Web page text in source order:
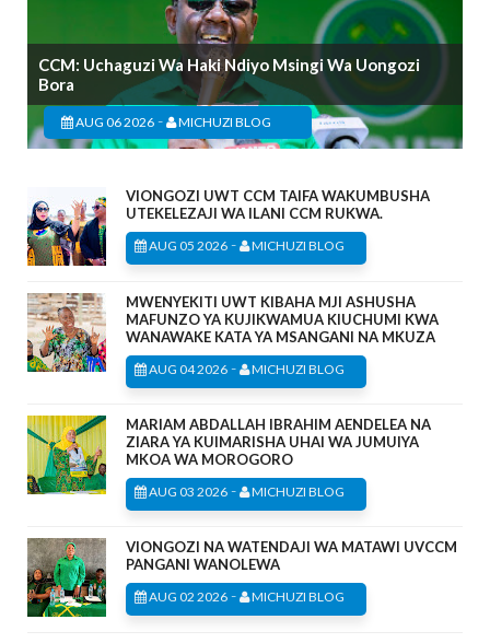
CCM: Uchaguzi Wa Haki Ndiyo Msingi Wa Uongozi
Bora
AUG 06 2026 - MICHUZI BLOG
VIONGOZI UWT CCM TAIFA WAKUMBUSHA
UTEKELEZAJI WA ILANI CCM RUKWA.
AUG 05 2026 - MICHUZI BLOG
MWENYEKITI UWT KIBAHA MJI ASHUSHA
MAFUNZO YA KUJIKWAMUA KIUCHUMI KWA
WANAWAKE KATA YA MSANGANI NA MKUZA
AUG 04 2026 - MICHUZI BLOG
MARIAM ABDALLAH IBRAHIM AENDELEA NA
ZIARA YA KUIMARISHA UHAI WA JUMUIYA
MKOA WA MOROGORO
AUG 03 2026 - MICHUZI BLOG
VIONGOZI NA WATENDAJI WA MATAWI UVCCM
PANGANI WANOLEWA
AUG 02 2026 - MICHUZI BLOG